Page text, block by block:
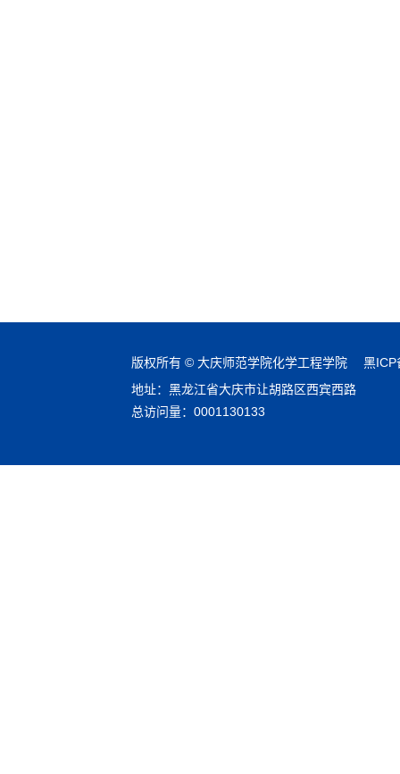
版权所有 © 大庆师范学院化学工程学院 黑ICP
地址：黑龙江省大庆市让胡路区西宾西路
总访问量： 0001130133